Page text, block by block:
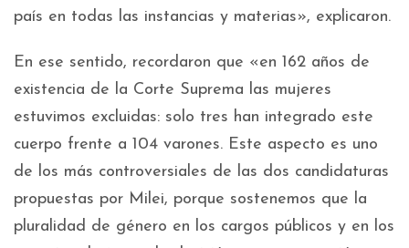
país en todas las instancias y materias», explicaron.
En ese sentido, recordaron que «en 162 años de
existencia de la Corte Suprema las mujeres
estuvimos excluidas: solo tres han integrado este
cuerpo frente a 104 varones. Este aspecto es uno
de los más controversiales de las dos candidaturas
propuestas por Milei, porque sostenemos que la
pluralidad de género en los cargos públicos y en los